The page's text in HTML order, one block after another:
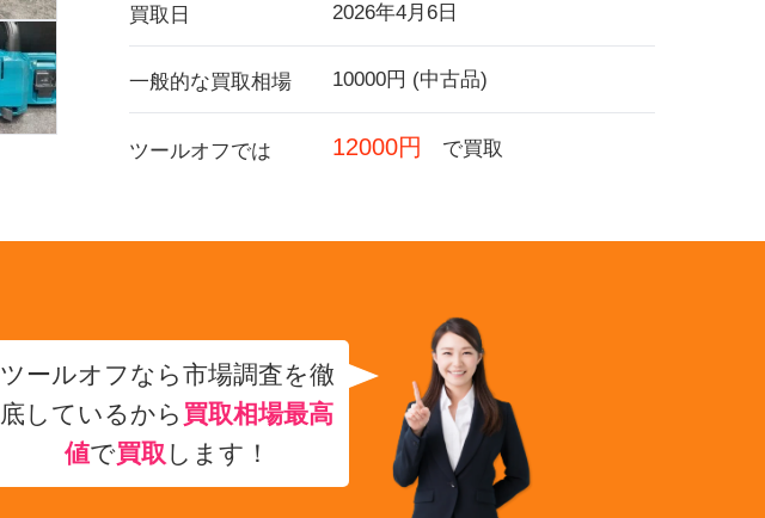
買取日 2026年4月6日
一般的な買取相場 10000円 (中古品)
ツールオフでは 12000円 で買取
ツールオフなら市場調査を徹
底しているから 買取相場最高
値で買取 します！